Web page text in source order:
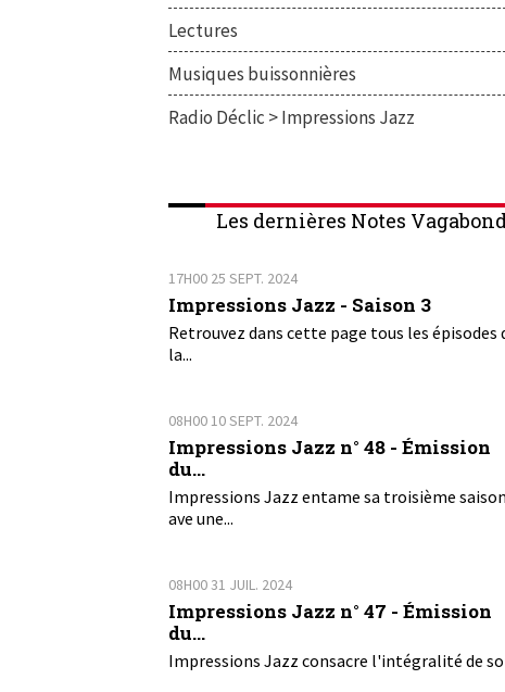
Lectures
Musiques buissonnières
Radio Déclic > Impressions Jazz
Les dernières Notes
17H00 25 SEPT. 2024
Impressions Jazz - Saison 3
Retrouvez dans cette page tous les épisodes
la...
08H00 10SEPT. 2024
Impressions Jazz n° 48 - Émission
du...
Impressions Jazz entame sa troisième saison
ave une...
08H0031 JUIL. 2024
Impressions Jazz n° 47 - Émission
du...
Impressions Jazz consacre l'intégralité de